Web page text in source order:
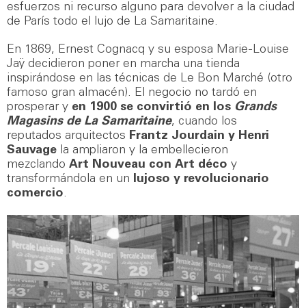
esfuerzos ni recurso alguno para devolver a la ciudad
de París todo el lujo de La Samaritaine.
En 1869, Ernest Cognacq y su esposa Marie-Louise
Jaÿ decidieron poner en marcha una tienda
inspirándose en las técnicas de Le Bon Marché (otro
famoso gran almacén). El negocio no tardó en
prosperar y en 1900 se convirtió en los Grands
Magasins de La Samaritaine, cuando los
reputados arquitectos Frantz Jourdain y Henri
Sauvage la ampliaron y la embellecieron
mezclando Art Nouveau con Art déco y
transformándola en un
lujoso y revolucionario
comercio.